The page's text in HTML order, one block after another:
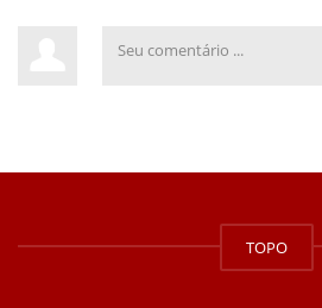
TOPO